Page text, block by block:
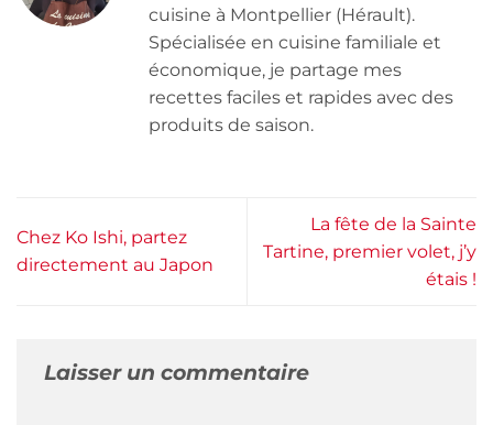
cuisine à Montpellier (Hérault).
Spécialisée en cuisine familiale et
économique, je partage mes
recettes faciles et rapides avec des
produits de saison.
Chez Ko Ishi, partez
directement au Japon
La fête de la Sainte
Tartine, premier volet, j’y
étais !
Laisser un commentaire